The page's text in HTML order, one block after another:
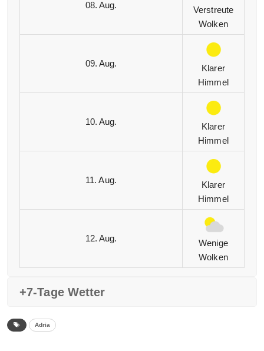
08. Aug.
Verstreute
Wolken
09. Aug.
Klarer
Himmel
10. Aug.
Klarer
Himmel
11. Aug.
Klarer
Himmel
12. Aug.
Wenige
Wolken
+7-Tage Wetter
Adria